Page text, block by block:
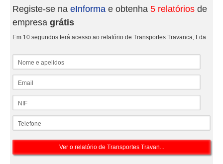
Registe-se na eInforma e obtenha 5 relatórios de
empresa grátis
Em 10 segundos terá acesso ao relatório de Transportes Travanca, Lda